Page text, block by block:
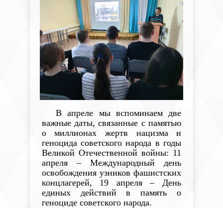
В апреле мы вспоминаем две
важные даты, связанные с памятью
о миллионах жертв нацизма и
геноцида советского народа в годы
Великой Отечественной войны: 11
апреля – Международный день
освобождения узников фашистских
концлагерей,
19 апреля – День
единых действий в память о
геноциде советского народа.